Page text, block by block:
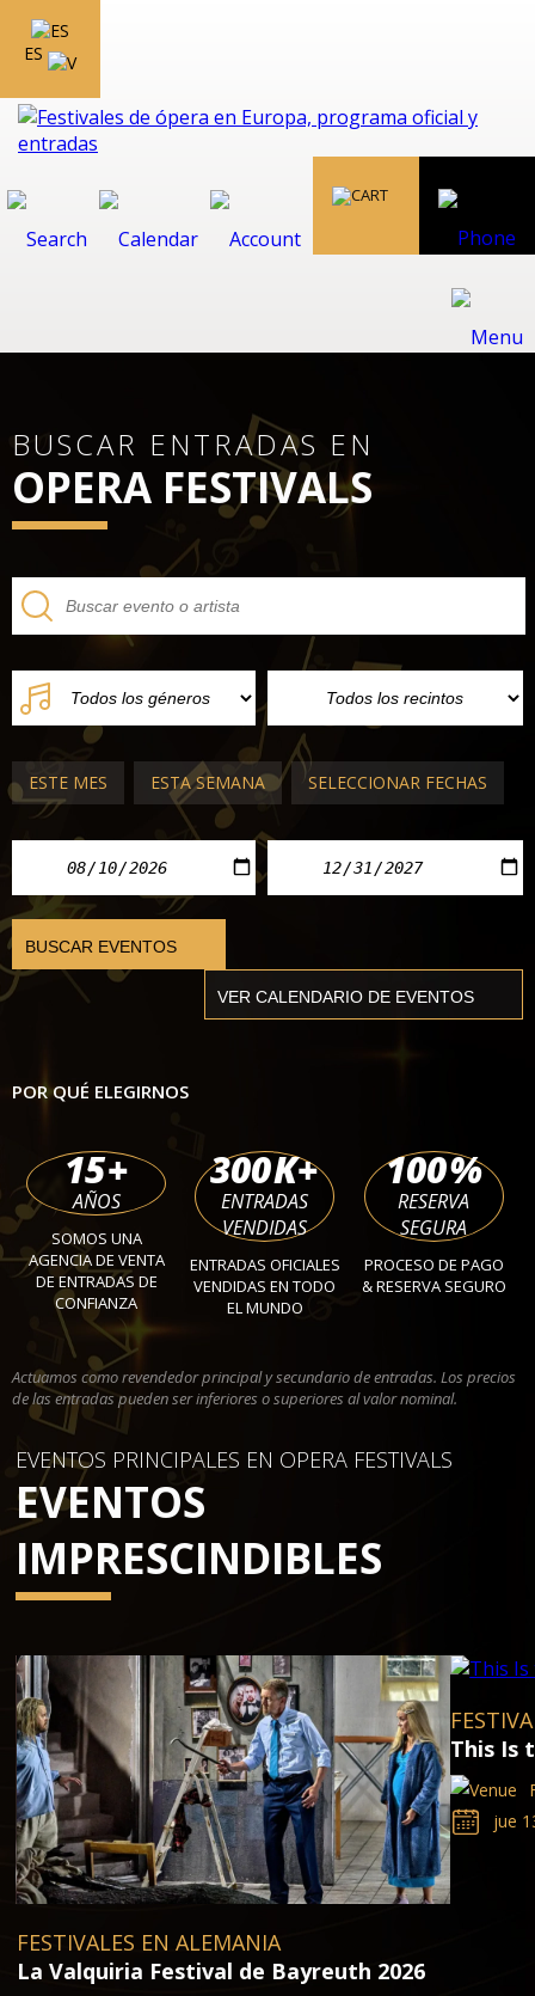
ES
BUSCAR ENTRADAS EN
OPERA FESTIVALS
ESTE MES ESTA SEMANA SELECCIONAR FECHAS
POR QUÉ ELEGIRNOS
15+
AÑOS
SOMOS UNA
AGENCIA DE VENTA
DE ENTRADAS DE
CONFIANZA
300K+
ENTRADAS
VENDIDAS
ENTRADAS OFICIALES
VENDIDAS EN TODO
EL MUNDO
100%
RESERVA
SEGURA
PROCESO DE PAGO
& RESERVA SEGURO
Actuamos como revendedor principal y secundario de entradas. Los precios
de las entradas pueden ser inferiores o superiores al valor nominal.
EVENTOS PRINCIPALES EN OPERA FESTIVALS
EVENTOS
IMPRESCINDIBLES
FESTIVALES EN ALEMANIA
La Valquiria Festival de Bayreuth 2026
This Is
jue